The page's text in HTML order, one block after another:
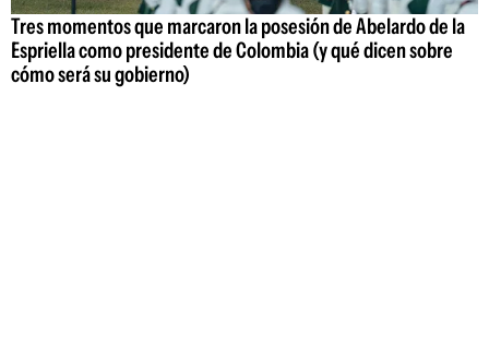
Tres momentos que marcaron la posesión de Abelardo de la
Espriella como presidente de Colombia (y qué dicen sobre
cómo será su gobierno)